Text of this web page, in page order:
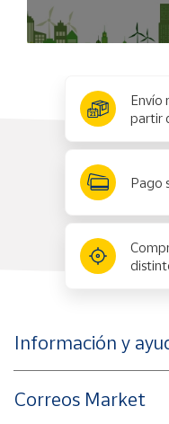
Envío
partir
Pago
Información y
Correos Market